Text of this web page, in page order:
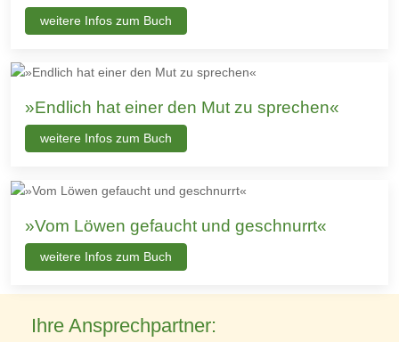
weitere Infos zum Buch
»Endlich hat einer den Mut zu sprechen«
weitere Infos zum Buch
»Vom Löwen gefaucht und geschnurrt«
weitere Infos zum Buch
Ihre Ansprechpartner: